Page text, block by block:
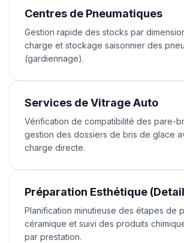
Centres de Pneumatiques
Gestion rapide des stocks par
charge et stockage saisonnier des
(gardiennage).
Services de Vitrage Auto
Vérification de compatibilité des pare-
gestion des dossiers de bris de glace
charge directe.
Préparation Esthétique
Planification minutieuse des étapes de
céramique et suivi des produits
par prestation.